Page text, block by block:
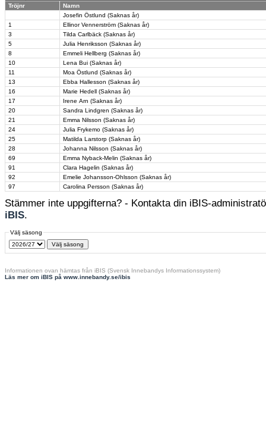
Tröjnr
Namn
Josefin Östlund (Saknas år)
1
Ellinor Vennerström (Saknas år)
3
Tilda Carlbäck (Saknas år)
5
Julia Henriksson (Saknas år)
8
Emmeli Hellberg (Saknas år)
10
Lena Bui (Saknas år)
11
Moa Östlund (Saknas år)
13
Ebba Hallesson (Saknas år)
16
Marie Hedell (Saknas år)
17
Irene Arn (Saknas år)
20
Sandra Lindgren (Saknas år)
21
Emma Nilsson (Saknas år)
24
Julia Frykemo (Saknas år)
25
Matilda Larstorp (Saknas år)
28
Johanna Nilsson (Saknas år)
69
Emma Nyback-Melin (Saknas år)
91
Clara Hagelin (Saknas år)
92
Emelie Johansson-Ohlsson (Saknas år)
97
Carolina Persson (Saknas år)
Stämmer inte uppgifterna? - Kontakta din iBIS-
iBIS.
Välj säsong
Informationen ovan hämtas från iBIS (Svensk Innebandys Informationssystem)
Läs mer om iBIS på www.innebandy.se/ibis